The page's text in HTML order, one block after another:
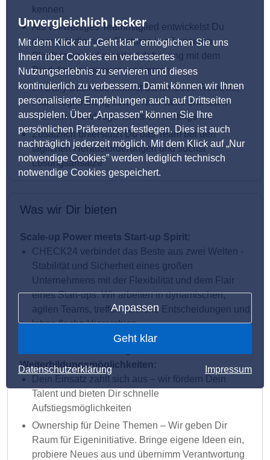
Unvergleichlich lecker
Mit dem Klick auf „Geht klar” ermöglichen Sie uns
Ihnen über Cookies ein verbessertes
Nutzungserlebnis zu servieren und dieses
kontinuierlich zu verbessern. Damit können wir Ihnen
personalisierte Empfehlungen auch auf Drittseiten
ausspielen. Über „Anpassen” können Sie Ihre
persönlichen Präferenzen festlegen. Dies ist auch
nachträglich jederzeit möglich. Mit dem Klick auf „Nur
notwendige Cookies” werden lediglich technisch
notwendige Cookies gespeichert.
Anpassen
Geht klar
Datenschutzerklärung Impressum
kennen
Als vollwertiges Teammitglied entwickelst Du
eigenständig neue Features in all unseren
Plattformen und arbeitest dabei eng mit dem
Produktmanagement zusammen
Im Daily Business nimmst Du an Code-Reviews,
Pair Programming sowie Tech Talks und team-
internen Knowledge Transfer Meetings teil
Zusätzlich unterstützt Du das Team bei den
täglichen Herausforderungen und suchst
Lösungsansätze
Was wir Dir bieten
Scale-up Power meets Start-up Spirit:
CHECK24 verbindet das Beste aus zwei Welten -
Stabilität und Sicherheit eines großen
Unternehmens mit der Flexibilität und dem Flair
eines Start-ups. Wir arbeiten in dynamischen,
agilen Teams, treffen schnelle Entscheidungen und
leben flache Hierarchien
Weiterbildungsmöglichkeiten:
Dein Einsatz zahlt sich aus – wir fördern Dein
Talent und bieten Dir schnelle
Aufstiegsmöglichkeiten
Ownership für Deine Themen – Wir geben Dir
Raum für Eigeninitiative. Bringe eigene Ideen ein,
probiere Neues aus und übernimm Verantwortung